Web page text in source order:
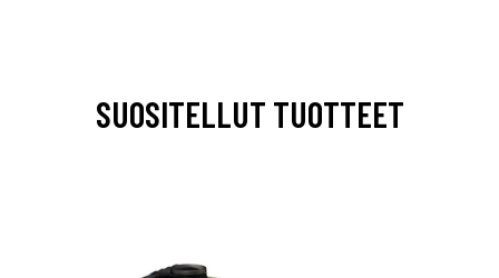
SUOSITELLUT TUOTTEET